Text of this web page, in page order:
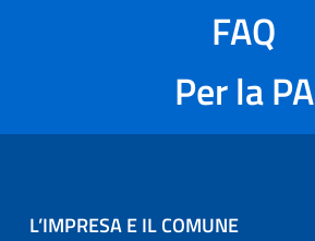
FAQ
Per la PA
L’IMPRESA E IL COMUNE